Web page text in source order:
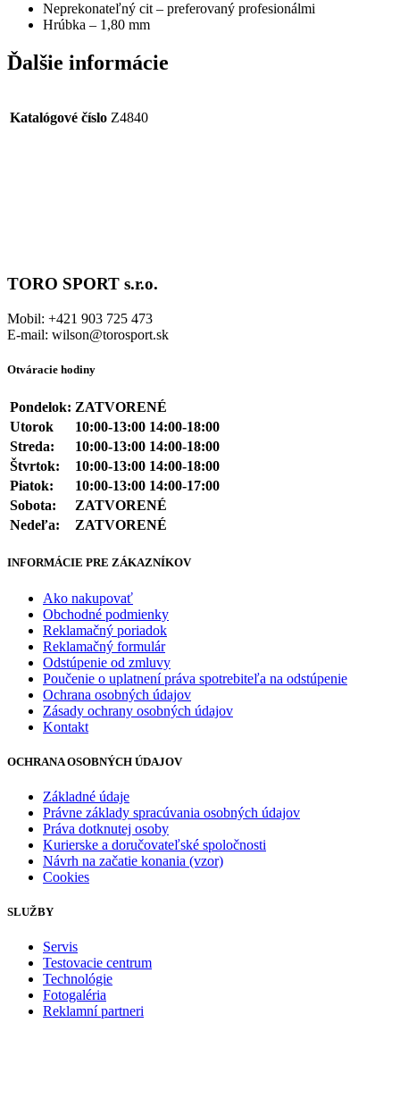
Neprekonateľný cit – preferovaný profesionálmi
Hrúbka – 1,80 mm
Ďalšie informácie
Katalógové číslo Z4840
TORO SPORT s.r.o.
Mobil: +421 903 725 473
E-mail: wilson@torosport.sk
Otváracie hodiny
Pondelok: ZATVORENÉ
Utorok
10:00-13:00 14:00-18:00
Streda:
10:00-13:00 14:00-18:00
Štvrtok:
10:00-13:00 14:00-18:00
Piatok:
10:00-13:00 14:00-17:00
Sobota:
ZATVORENÉ
Nedeľa:
ZATVORENÉ
INFORMÁCIE PRE ZÁKAZNÍKOV
Ako nakupovať
Obchodné podmienky
Reklamačný poriadok
Reklamačný formulár
Odstúpenie od zmluvy
Poučenie o uplatnení práva spotrebiteľa na odstúpenie
Ochrana osobných údajov
Zásady ochrany osobných údajov
Kontakt
OCHRANA OSOBNÝCH ÚDAJOV
Základné údaje
Právne základy spracúvania osobných údajov
Práva dotknutej osoby
Kurierske a doručovateľské spoločnosti
Návrh na začatie konania (vzor)
Cookies
SLUŽBY
Servis
Testovacie centrum
Technológie
Fotogaléria
Reklamní partneri